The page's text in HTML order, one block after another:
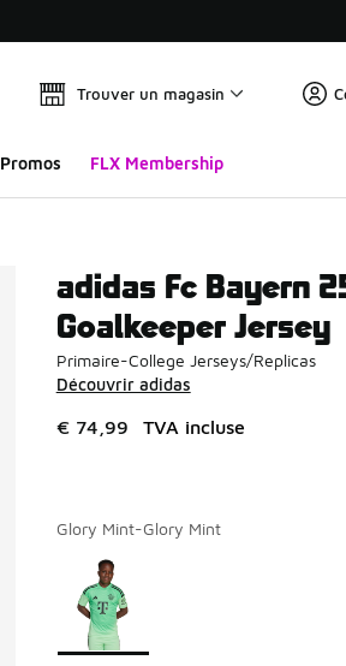
Trouver un magasin
Promos FLX Membership
adidas Fc Bayern
Goalkeeper Jersey
Primaire-College Jerseys/Replicas
Découvrir adidas
€ 74,99 TVA incluse
Glory Mint-Glory Mint
Page 1 sur 1 affichant 1 à 1 des 1
Merci de sélectionner un style